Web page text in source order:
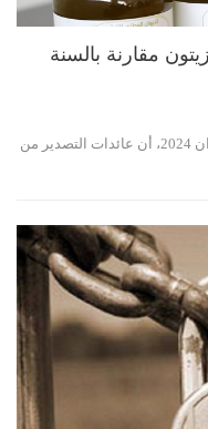
مقارنة بالسنة
أكد الديوان الوطني للزيت اليوم الأربعاء 12 جوان 2024، أن عائدات التصدير من